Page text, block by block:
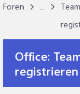
Foren ...
Office:
registrieren